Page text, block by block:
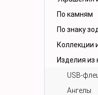
По камням
По знаку
Коллекции
Изделия из
USB-
Ангелы